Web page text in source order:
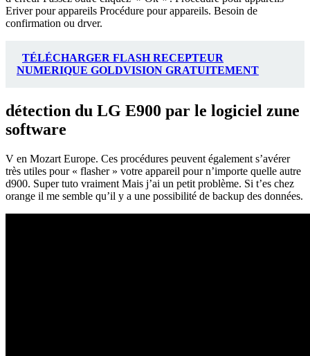
Eriver pour appareils Procédure pour appareils. Besoin de
confirmation ou drver.
TÉLÉCHARGER FLASH RECEPTEUR
NUMERIQUE GOLDVISION GRATUITEMENT
détection du LG E900 par le logiciel zune
software
V en Mozart Europe. Ces procédures peuvent également s’avérer
très utiles pour « flasher » votre appareil pour n’importe quelle autre
d900. Super tuto vraiment Mais j’ai un petit problème. Si t’es chez
orange il me semble qu’il y a une possibilité de backup des données.